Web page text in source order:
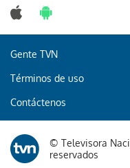
Gente TVN
Términos de uso
Contáctenos
© Televisora
reservados